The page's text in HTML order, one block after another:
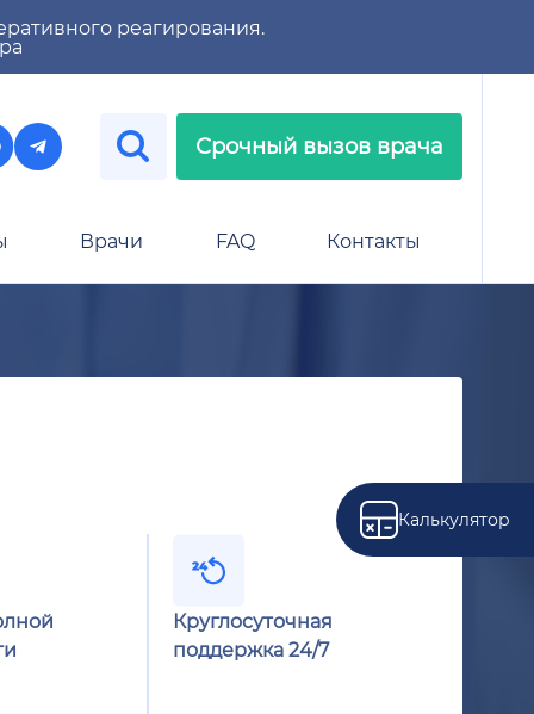
реагирования.
Срочный вызов врача
Врачи FAQ Контакты
Калькулятор
Круглосуточная
поддержка 24/7